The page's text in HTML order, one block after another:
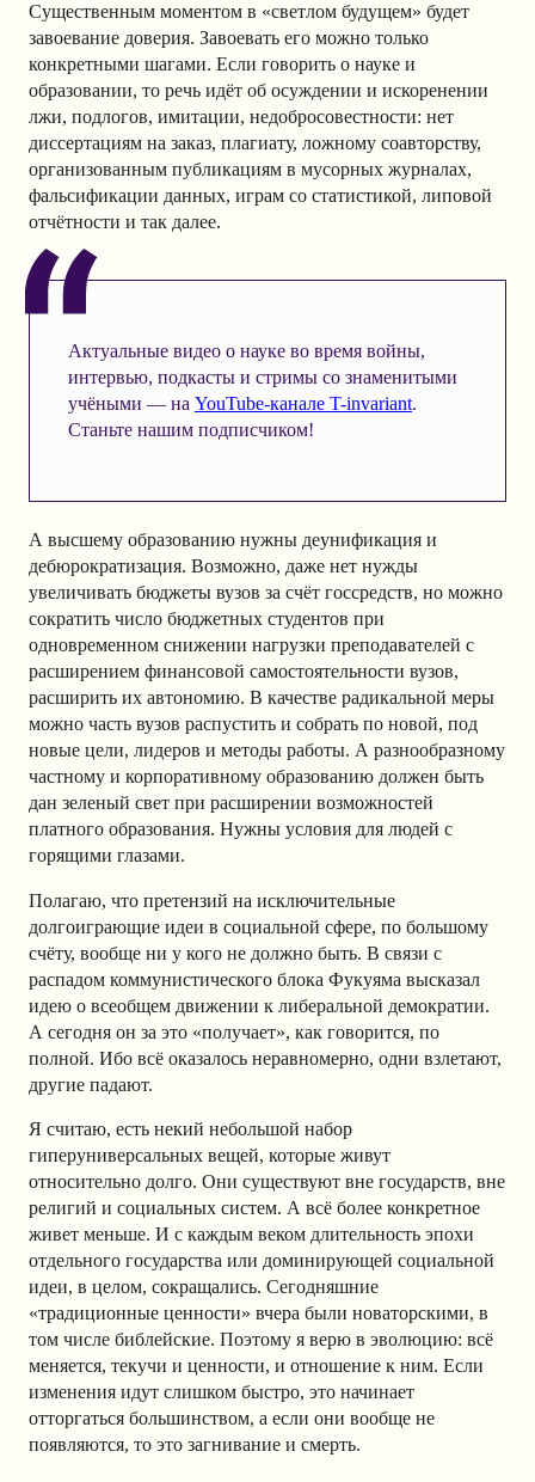
Существенным моментом в «светлом будущем» будет
завоевание доверия. Завоевать его можно только
конкретными шагами. Если говорить о науке и
образовании, то речь идёт об осуждении и искоренении
лжи, подлогов, имитации, недобросовестности: нет
диссертациям на заказ, плагиату, ложному соавторству,
организованным публикациям в мусорных журналах,
фальсификации данных, играм со статистикой, липовой
отчётности и так далее.
Актуальные видео о науке во время войны,
интервью, подкасты и стримы со знаменитыми
учёными — на YouTube-канале T-invariant.
Станьте нашим подписчиком!
А высшему образованию нужны деунификация и
дебюрократизация. Возможно, даже нет нужды
увеличивать бюджеты вузов за счёт госсредств, но можно
сократить число бюджетных студентов при
одновременном снижении нагрузки преподавателей с
расширением финансовой самостоятельности вузов,
расширить их автономию. В качестве радикальной меры
можно часть вузов распустить и собрать по новой, под
новые цели, лидеров и методы работы. А разнообразному
частному и корпоративному образованию должен быть
дан зеленый свет при расширении возможностей
платного образования. Нужны условия для людей с
горящими глазами.
Полагаю, что претензий на исключительные
долгоиграющие идеи в социальной сфере, по большому
счёту, вообще ни у кого не должно быть. В связи с
распадом коммунистического блока Фукуяма высказал
идею о всеобщем движении к либеральной демократии.
А сегодня он за это «получает», как говорится, по
полной. Ибо всё оказалось неравномерно, одни взлетают,
другие падают.
Я считаю, есть некий небольшой набор
гиперуниверсальных вещей, которые живут
относительно долго. Они существуют вне государств, вне
религий и социальных систем. А всё более конкретное
живет меньше. И с каждым веком длительность эпохи
отдельного государства или доминирующей социальной
идеи, в целом, сокращались. Сегодняшние
«традиционные ценности» вчера были новаторскими, в
том числе библейские. Поэтому я верю в эволюцию: всё
меняется, текучи и ценности, и отношение к ним. Если
изменения идут слишком быстро, это начинает
отторгаться большинством, а если они вообще не
появляются, то это загнивание и смерть.